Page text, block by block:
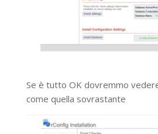
Se è tutto OK dovremmo
come quella sovrastante